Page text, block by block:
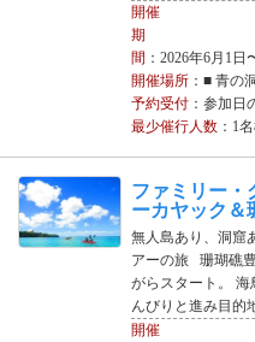
開催
期
間 ：2026年6月1日
開催場所：■ 青の
予約受付：参加日
最少催行人数：1
ファミリー・
ーカヤック＆
無人島あり、洞窟
アーの旅 珊瑚礁
がらスタート。
んびりと進み目的
開催